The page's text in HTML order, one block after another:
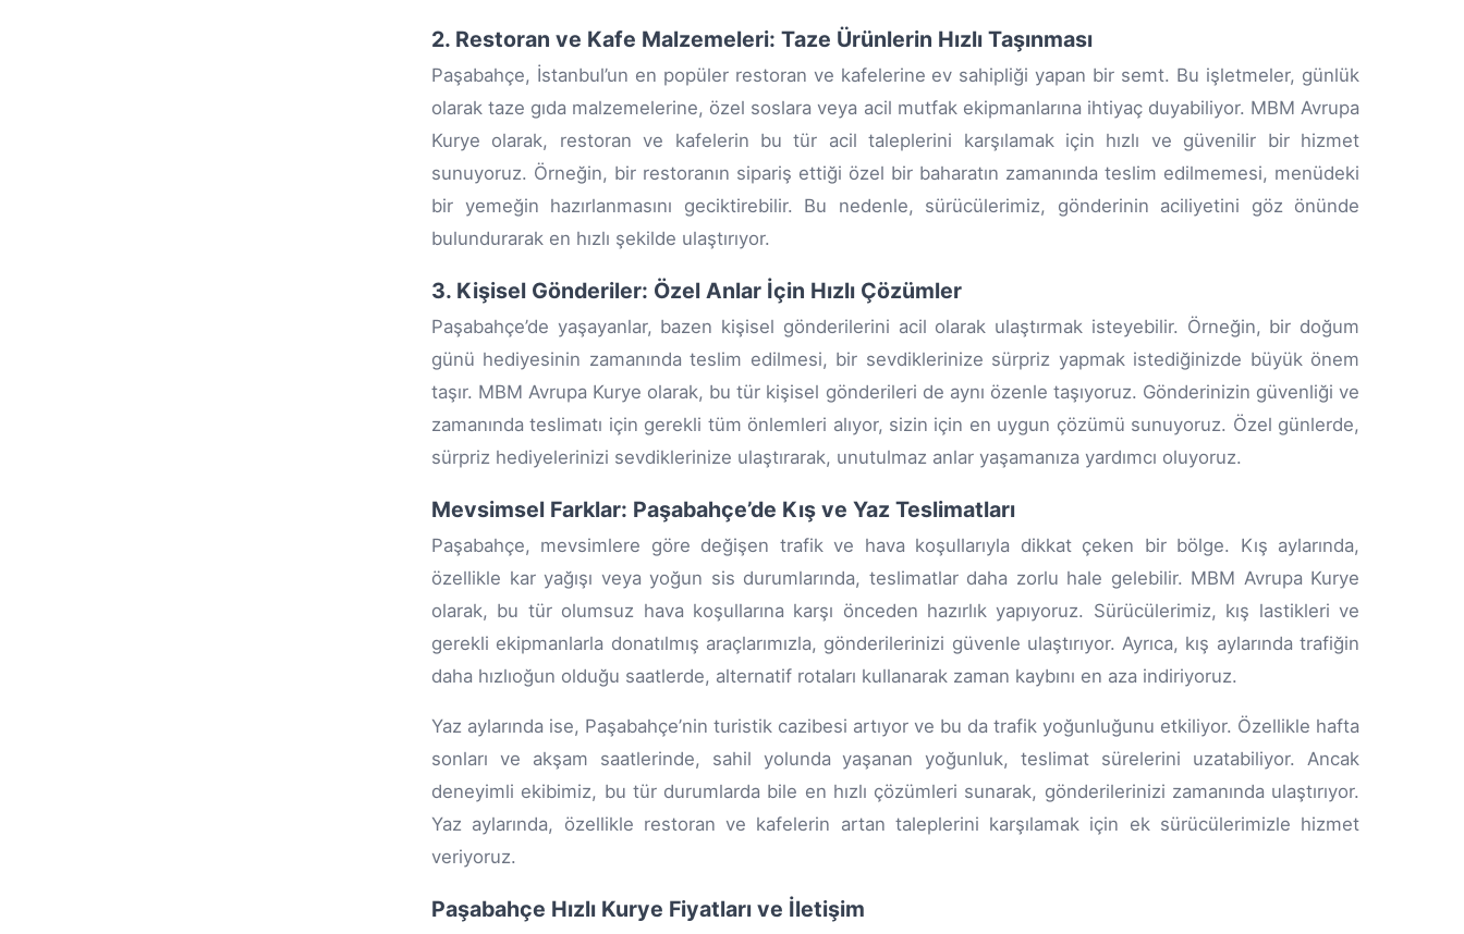
2. Restoran ve Kafe Malzemeleri: Taze Ürünlerin Hızlı Taşınması
Paşabahçe, İstanbul’un en popüler restoran ve kafelerine ev sahipliği yapan bir semt. Bu işletmeler, günlük
olarak taze gıda malzemelerine, özel soslara veya acil mutfak ekipmanlarına ihtiyaç duyabiliyor. MBM Avrupa
Kurye olarak, restoran ve kafelerin bu tür acil taleplerini karşılamak için hızlı ve güvenilir bir hizmet
sunuyoruz. Örneğin, bir restoranın sipariş ettiği özel bir baharatın zamanında teslim edilmemesi, menüdeki
bir yemeğin hazırlanmasını geciktirebilir. Bu nedenle, sürücülerimiz, gönderinin aciliyetini göz önünde
bulundurarak en hızlı şekilde ulaştırıyor.
3. Kişisel Gönderiler: Özel Anlar İçin Hızlı Çözümler
Paşabahçe’de yaşayanlar, bazen kişisel gönderilerini acil olarak ulaştırmak isteyebilir. Örneğin, bir doğum
günü hediyesinin zamanında teslim edilmesi, bir sevdiklerinize sürpriz yapmak istediğinizde büyük önem
taşır. MBM Avrupa Kurye olarak, bu tür kişisel gönderileri de aynı özenle taşıyoruz. Gönderinizin güvenliği ve
zamanında teslimatı için gerekli tüm önlemleri alıyor, sizin için en uygun çözümü sunuyoruz. Özel günlerde,
sürpriz hediyelerinizi sevdiklerinize ulaştırarak, unutulmaz anlar yaşamanıza yardımcı oluyoruz.
Mevsimsel Farklar: Paşabahçe’de Kış ve Yaz Teslimatları
Paşabahçe, mevsimlere göre değişen trafik ve hava koşullarıyla dikkat çeken bir bölge. Kış aylarında,
özellikle kar yağışı veya yoğun sis durumlarında, teslimatlar daha zorlu hale gelebilir. MBM Avrupa Kurye
olarak, bu tür olumsuz hava koşullarına karşı önceden hazırlık yapıyoruz. Sürücülerimiz, kış lastikleri ve
gerekli ekipmanlarla donatılmış araçlarımızla, gönderilerinizi güvenle ulaştırıyor. Ayrıca, kış aylarında trafiğin
daha hızlıoğun olduğu saatlerde, alternatif rotaları kullanarak zaman kaybını en aza indiriyoruz.
Yaz aylarında ise, Paşabahçe’nin turistik cazibesi artıyor ve bu da trafik yoğunluğunu etkiliyor. Özellikle hafta
sonları ve akşam saatlerinde, sahil yolunda yaşanan yoğunluk, teslimat sürelerini uzatabiliyor. Ancak
deneyimli ekibimiz, bu tür durumlarda bile en hızlı çözümleri sunarak, gönderilerinizi zamanında ulaştırıyor.
Yaz aylarında, özellikle restoran ve kafelerin artan taleplerini karşılamak için ek sürücülerimizle hizmet
veriyoruz.
Paşabahçe Hızlı Kurye Fiyatları ve İletişim